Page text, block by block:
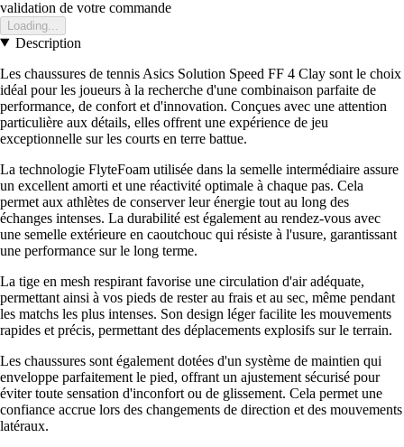
validation de votre commande
Loading...
Description
Les chaussures de tennis Asics Solution Speed FF 4 Clay sont le choix
idéal pour les joueurs à la recherche d'une combinaison parfaite de
performance, de confort et d'innovation. Conçues avec une attention
particulière aux détails, elles offrent une expérience de jeu
exceptionnelle sur les courts en terre battue.
La technologie FlyteFoam utilisée dans la semelle intermédiaire assure
un excellent amorti et une réactivité optimale à chaque pas. Cela
permet aux athlètes de conserver leur énergie tout au long des
échanges intenses. La durabilité est également au rendez-vous avec
une semelle extérieure en caoutchouc qui résiste à l'usure, garantissant
une performance sur le long terme.
La tige en mesh respirant favorise une circulation d'air adéquate,
permettant ainsi à vos pieds de rester au frais et au sec, même pendant
les matchs les plus intenses. Son design léger facilite les mouvements
rapides et précis, permettant des déplacements explosifs sur le terrain.
Les chaussures sont également dotées d'un système de maintien qui
enveloppe parfaitement le pied, offrant un ajustement sécurisé pour
éviter toute sensation d'inconfort ou de glissement. Cela permet une
confiance accrue lors des changements de direction et des mouvements
latéraux.